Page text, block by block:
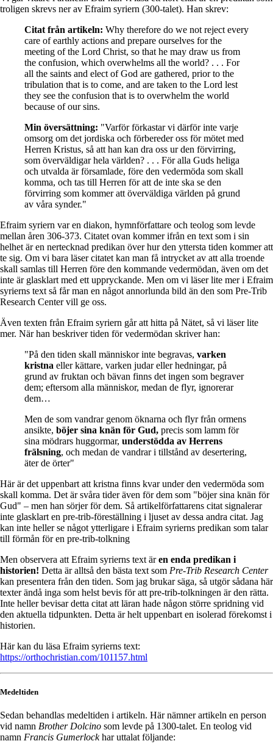
troligen skrevs ner av Efraim syriern (300-talet). Han skrev:
Citat från artikeln: Why therefore do we not reject every
care of earthly actions and prepare ourselves for the
meeting of the Lord Christ, so that he may draw us from
the confusion, which overwhelms all the world? . . . For
all the saints and elect of God are gathered, prior to the
tribulation that is to come, and are taken to the Lord lest
they see the confusion that is to overwhelm the world
because of our sins.
Min översättning: "Varför förkastar vi därför inte varje
omsorg om det jordiska och förbereder oss för mötet med
Herren Kristus, så att han kan dra oss ur den förvirring,
som överväldigar hela världen? . . . För alla Guds heliga
och utvalda är församlade, före den vedermöda som skall
komma, och tas till Herren för att de inte ska se den
förvirring som kommer att överväldiga världen på grund
av våra synder."
Efraim syriern var en diakon, hymnförfattare och teolog som levde
mellan åren 306-373. Citatet ovan kommer ifrån en text som i sin
helhet är en nertecknad predikan över hur den yttersta tiden kommer att
te sig. Om vi bara läser citatet kan man få intrycket av att alla troende
skall samlas till Herren före den kommande vedermödan, även om det
inte är glasklart med ett uppryckande. Men om vi läser lite mer i Efraim
syrierns text så får man en något annorlunda bild än den som Pre-Trib
Research Center vill ge oss.
Även texten från Efraim syriern går att hitta på Nätet, så vi läser lite
mer. När han beskriver tiden för vedermödan skriver han:
"På den tiden skall människor inte begravas, varken
kristna eller kättare, varken judar eller hedningar, på
grund av fruktan och bävan finns det ingen som begraver
dem; eftersom alla människor, medan de flyr, ignorerar
dem…
Men de som vandrar genom öknarna och flyr från ormens
ansikte, böjer sina knän för Gud, precis som lamm för
sina mödrars huggormar, understödda av Herrens
frälsning, och medan de vandrar i tillstånd av desertering,
äter de örter"
Här är det uppenbart att kristna finns kvar under den vedermöda som
skall komma. Det är svåra tider även för dem som "böjer sina knän för
Gud" – men han sörjer för dem. Så artikelförfattarens citat signalerar
inte glasklart en pre-trib-föreställning i ljuset av dessa andra citat. Jag
kan inte heller se något ytterligare i Efraim syrierns predikan som talar
till förmån för en pre-trib-tolkning
Men observera att Efraim syrierns text ären enda predikan i
historien! Detta är alltså den bästa text som Pre-Trib Research Center
kan presentera från den tiden. Som jag brukar säga, så utgör sådana här
texter ändå inga som helst bevis för att pre-trib-tolkningen är den rätta.
Inte heller bevisar detta citat att läran hade någon större spridning vid
den aktuella tidpunkten. Detta är helt uppenbart en isolerad förekomst i
historien.
Här kan du läsa Efraim syrierns text:
https://orthochristian.com/101157.html
Medeltiden
Sedan behandlas medeltiden i artikeln. Här nämner artikeln en person
vid namn Brother Dolcino som levde på 1300-talet. En teolog vid
namn Francis Gumerlockhar uttalat följande: